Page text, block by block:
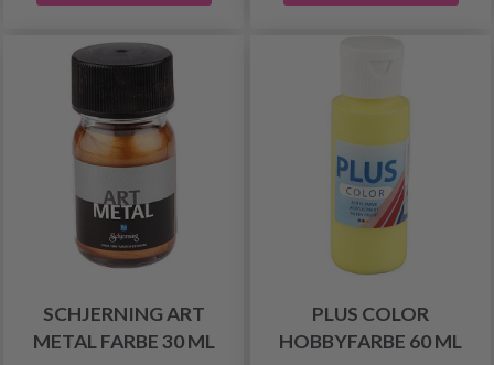
SCHJERNING ART
METAL FARBE 30 ML
PLUS COLOR
HOBBYFARBE 60 ML